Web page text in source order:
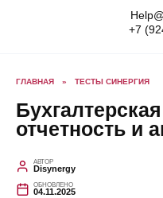
+7
ГЛАВНАЯ » ТЕСТЫ СИНЕРГИЯ
отчетность и
АВТОР
Disynergy
ОБНОВЛЕНО
04.11.2025